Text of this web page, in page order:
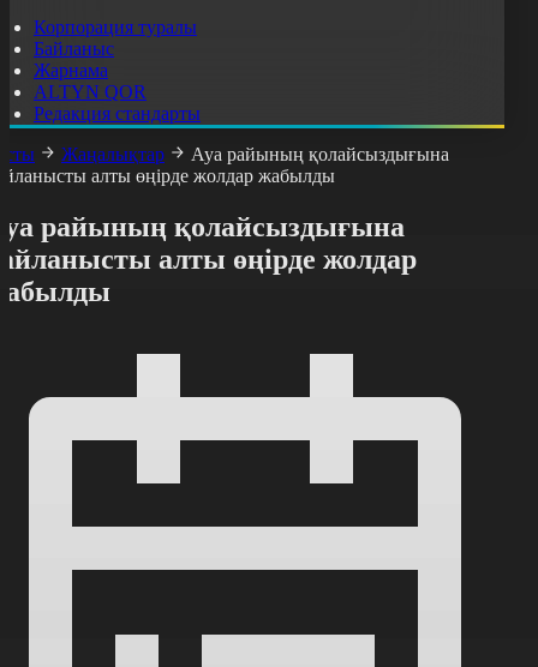
Корпорация туралы
Байланыс
Жарнама
ALTYN QOR
Редакция стандарты
Жаңалықтар
Ауа райының қолайсыздығына
алты өңірде жолдар жабылды
райының қолайсыздығына
алты өңірде жолдар